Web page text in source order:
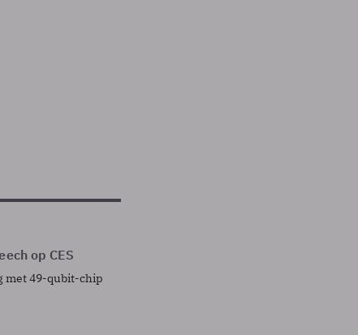
op CES
met 49-qubit-chip